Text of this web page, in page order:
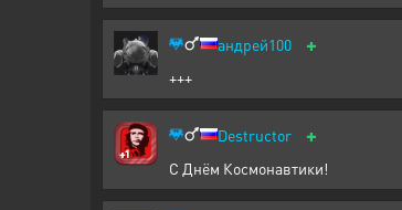
андрей100 +
+++
Destructor +
С Днём Космонавтики!